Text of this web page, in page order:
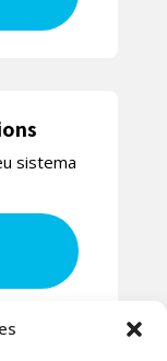
sistema